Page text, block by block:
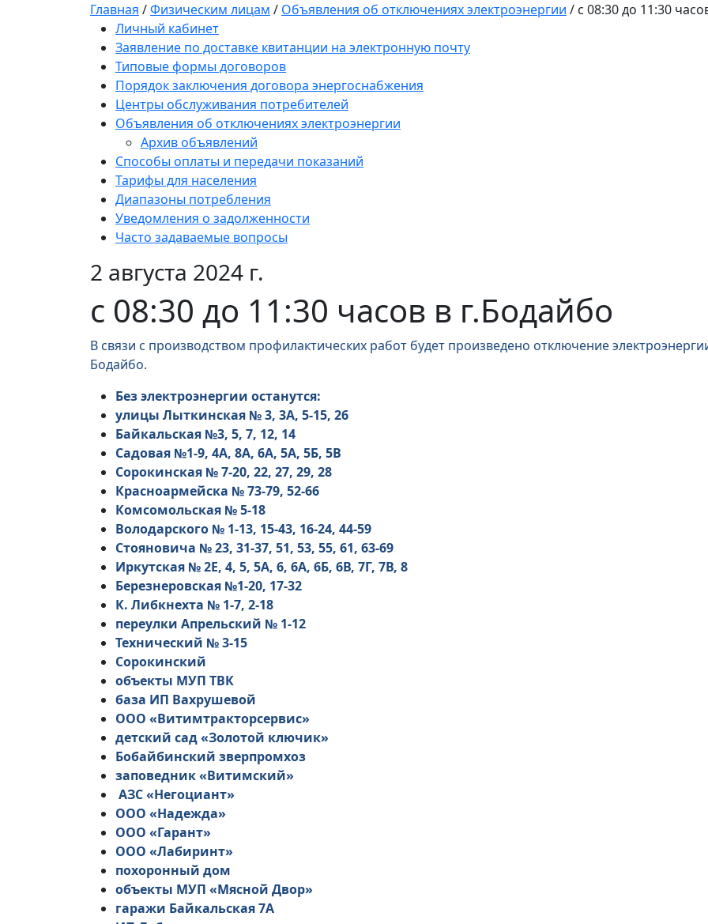
Главная /Физическим лицам / Объявления об отключениях электроэнергии / с 08:30 до 11:30
Личный кабинет
Заявление по доставке квитанции на электронную почту
Типовые формы договоров
Порядок заключения договора энергоснабжения
Центры обслуживания потребителей
Объявления об отключениях электроэнергии
Архив объявлений
Способы оплаты и передачи показаний
Тарифы для населения
Диапазоны потребления
Уведомления о задолженности
Часто задаваемые вопросы
2 августа 2024 г.
с 08:30 до 11:30 часов в г.Бодайбо
В связи с производством профилактических работ будет произведено отключение
Бодайбо.
Без электроэнергии останутся:
улицы Лыткинская № 3, 3А, 5-15, 26
Байкальская №3, 5, 7, 12, 14
Садовая №1-9, 4А, 8А, 6А, 5А, 5Б, 5В
Сорокинская № 7-20, 22, 27, 29, 28
Красноармейска № 73-79, 52-66
Комсомольская № 5-18
Володарского № 1-13, 15-43, 16-24, 44-59
Стояновича № 23, 31-37, 51, 53, 55, 61, 63-69
Иркутская № 2Е, 4, 5, 5А, 6, 6А, 6Б, 6В, 7Г, 7В, 8
Березнеровская №1-20, 17-32
К. Либкнехта № 1-7, 2-18
переулки Апрельский № 1-12
Технический № 3-15
Сорокинский
объекты МУП ТВК
база ИП Вахрушевой
ООО «Витимтракторсервис»
детский сад «Золотой ключик»
Бобайбинский зверпромхоз
заповедник «Витимский»
АЗС «Негоциант»
ООО «Надежда»
ООО «Гарант»
ООО «Лабиринт»
похоронный дом
объекты МУП «Мясной Двор»
гаражи Байкальская 7А